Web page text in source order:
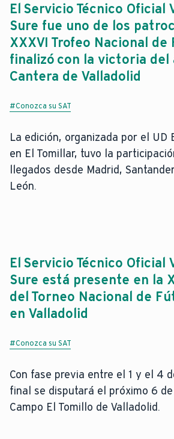
El Servicio Técnico Oficial
Sure fue uno de los
XXXVI Trofeo Nacional
finalizó con la victoria del
Cantera de Valladolid
#Conozca su SAT
La edición, organizada por el UD
en El Tomillar, tuvo la
llegados desde Madrid,
León.
El Servicio Técnico Oficial
Sure está presente en la
del Torneo Nacional de
en Valladolid
#Conozca su SAT
Con fase previa entre el 1 y el 4
final se disputará el próximo 6 de
Campo El Tomillo de Valladolid.